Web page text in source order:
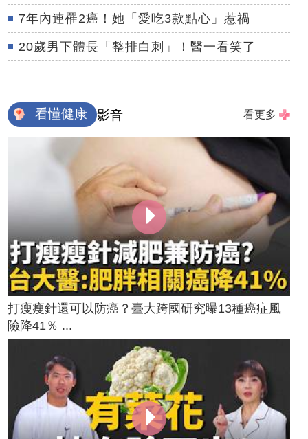
7年內連罹2癌！她「愛吃3款點心」惹禍
20歲男下體長「整排白刺」！醫一看笑了
看懂健康 影音 看更多
打瘦瘦針還可以防癌？臺大跨國研究曝13種癌症風
險降41％ ...